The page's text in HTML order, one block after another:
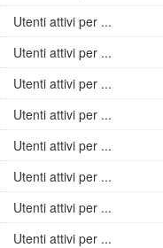
Utenti attivi per ...
Utenti attivi per ...
Utenti attivi per ...
Utenti attivi per ...
Utenti attivi per ...
Utenti attivi per ...
Utenti attivi per ...
Utenti attivi per ...